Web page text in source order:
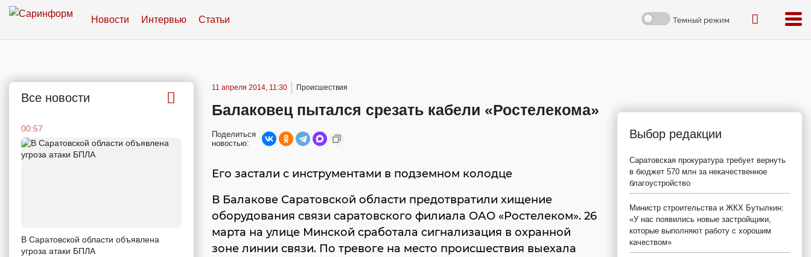
Новости Интервью Статьи Темный режим
Все новости
00:57
В Саратовской области объявлена
угроза атаки БПЛА
11 апреля 2014, 11:30 Происшествия
Балаковец пытался срезать кабели «Ростелекома»
Поделиться
новостью:
Его застали с инструментами в подземном колодце
В Балакове Саратовской области предотвратили хищение
оборудования связи саратовского филиала ОАО «Ростелеком». 26
марта на улице Минской сработала сигнализация в охранной
зоне линии связи. По тревоге на место происшествия выехала
Выбор редакции
Саратовская прокуратура требует вернуть
в бюджет 570 млн за некачественное
благоустройство
Министр строительства и ЖКХ Бутылкин:
«У нас появились новые застройщики,
которые выполняют работу с хорошим
качеством»